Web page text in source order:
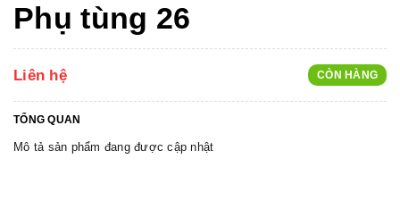
Phụ tùng 26
Liên hệ CÒN HÀNG
TỔNG QUAN
Mô tả sản phẩm đang được cập nhật